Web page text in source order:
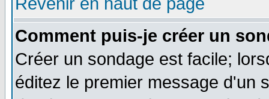
Comment puis-je créer un
Créer un sondage est facile;
éditez le premier message d'un